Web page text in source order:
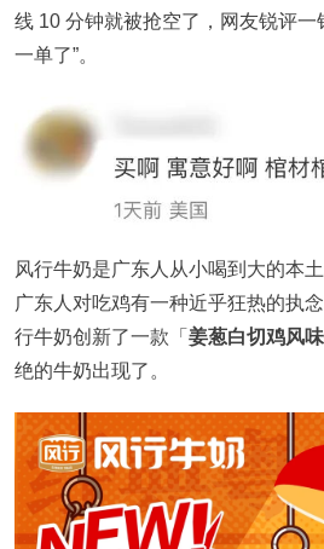
线 10 分钟就被抢空了，网友锐评一
一单了”。
风行牛奶是广东人从小喝到大的本
广东人对吃鸡有一种近乎狂热的执
行牛奶创新了一款「 姜葱白切鸡风
绝的牛奶出现了。